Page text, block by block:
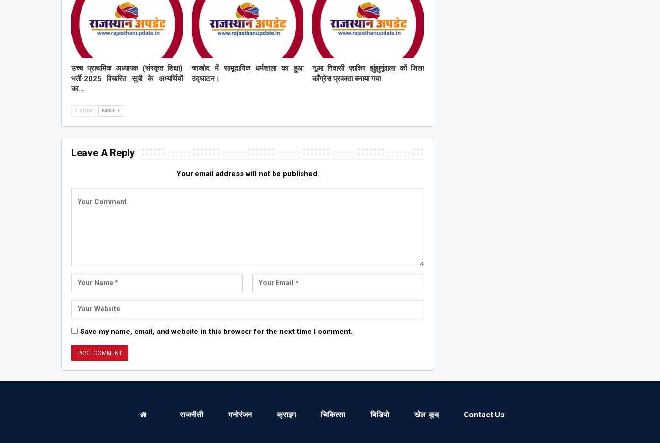
उच्च प्राथमिक अध्यापक (संस्कृत शिक्षा)
भर्ती-2025 विचारित सूची के अभ्यर्थियों
का…
जाखोद में सामूदायिक धर्मशाला का हुआ
उद्घाटन।
नूआ निवासी ज़ाकिर झुंझुनूंवाला कों जिला
काँग्रेस प्रवक्ता बनाया गया
PREV NEXT
Leave A Reply
Your email address will not be published.
Save my name, email, and website in this browser for the next time I comment.
राजनीती मनोरंजन क्राइम चिकित्सा विडियो खेल-कूद Contact Us